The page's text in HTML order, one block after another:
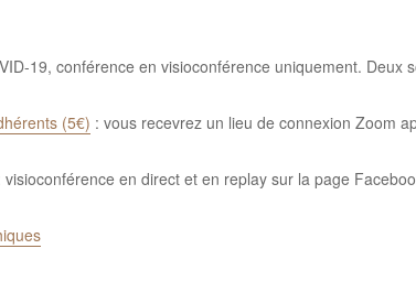
19, conférence en visioconférence uniquement. Deux
(5€) : vous recevrez un lieu de connexion Zoom
visioconférence en direct et en replay sur la page